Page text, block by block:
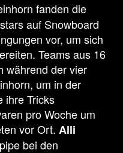
fanden die
auf Snowboard
vor, um sich
Teams aus 16
während der vier
um in der
ihre Tricks
pro Woche um
vor Ort. Alli
bei den